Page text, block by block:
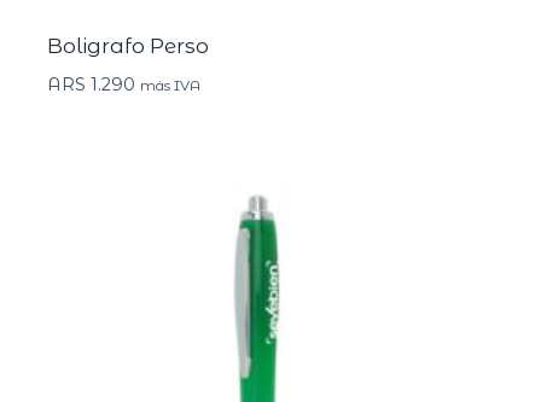
Boligrafo Perso
ARS 1.290 más IVA